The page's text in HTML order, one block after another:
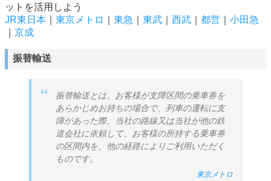
ットを活用しよう
JR東日本
東京メトロ 東急 東武 西武 都営
小田急
京成
振替輸送
振替輸送とは、お客様が支障区間の乗車券を
あらかじめお持ちの場合で、列車の運転に支
障があった際、当社の路線又は当社が他の鉄
道会社に依頼して、お客様の所持する乗車券
の区間内を、他の経路によりご利用いただく
ものです。
東京メトロ